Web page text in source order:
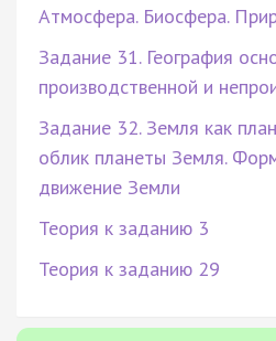
Атмосфера. Биосфера.
Задание 31. География
производственной и
Задание 32. Земля как
облик планеты Земля.
движение Земли
Теория к заданию 3
Теория к заданию 29